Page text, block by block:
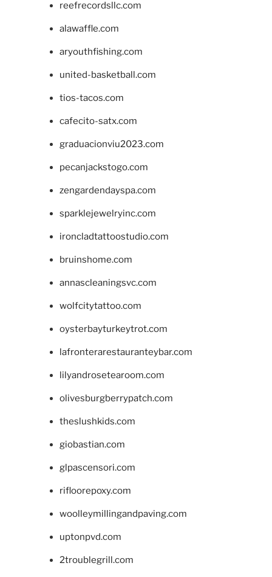
reefrecordsllc.com
alawaffle.com
aryouthfishing.com
united-basketball.com
tios-tacos.com
cafecito-satx.com
graduacionviu2023.com
pecanjackstogo.com
zengardendayspa.com
sparklejewelryinc.com
ironcladtattoostudio.com
bruinshome.com
annascleaningsvc.com
wolfcitytattoo.com
oysterbayturkeytrot.com
lafronterarestauranteybar.com
lilyandrosetearoom.com
olivesburgberrypatch.com
theslushkids.com
giobastian.com
glpascensori.com
rifloorepoxy.com
woolleymillingandpaving.com
uptonpvd.com
2troublegrill.com